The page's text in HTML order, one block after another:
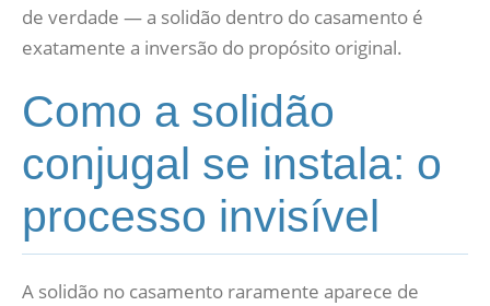
de verdade — a solidão dentro do casamento é
exatamente a inversão do propósito original.
Como a solidão
conjugal se instala: o
processo invisível
A solidão no casamento raramente aparece de